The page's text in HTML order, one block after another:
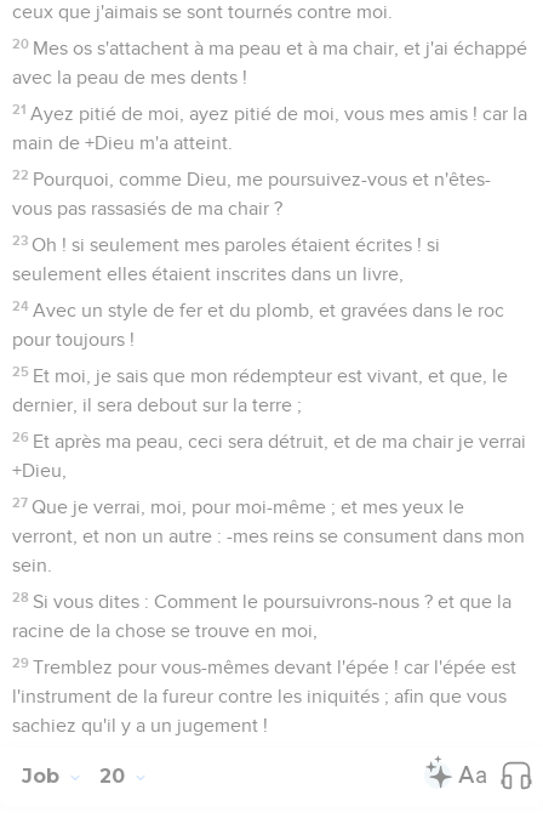
ceux que j'aimais se sont tournés contre moi.
20 Mes os s'attachent à ma peau et à ma chair, et j'ai échappé
avec la peau de mes dents !
21 Ayez pitié de moi, ayez pitié de moi, vous mes amis ! car la
main de +Dieu m'a atteint.
22 Pourquoi, comme Dieu, me poursuivez-vous et n'êtes-
vous pas rassasiés de ma chair ?
23 Oh ! si seulement mes paroles étaient écrites ! si
seulement elles étaient inscrites dans un livre,
24 Avec un style de fer et du plomb, et gravées dans le roc
pour toujours !
25 Et moi, je sais que mon rédempteur est vivant, et que, le
dernier, il sera debout sur la terre ;
26 Et après ma peau, ceci sera détruit, et de ma chair je verrai
+Dieu,
27 Que je verrai, moi, pour moi-même ; et mes yeux le
verront, et non un autre : -mes reins se consument dans mon
sein.
28 Si vous dites : Comment le poursuivrons-nous ? et que la
racine de la chose se trouve en moi,
29 Tremblez pour vous-mêmes devant l'épée ! car l'épée est
l'instrument de la fureur contre les iniquités ; afin que vous
sachiez qu'il y a un jugement !
Job 20